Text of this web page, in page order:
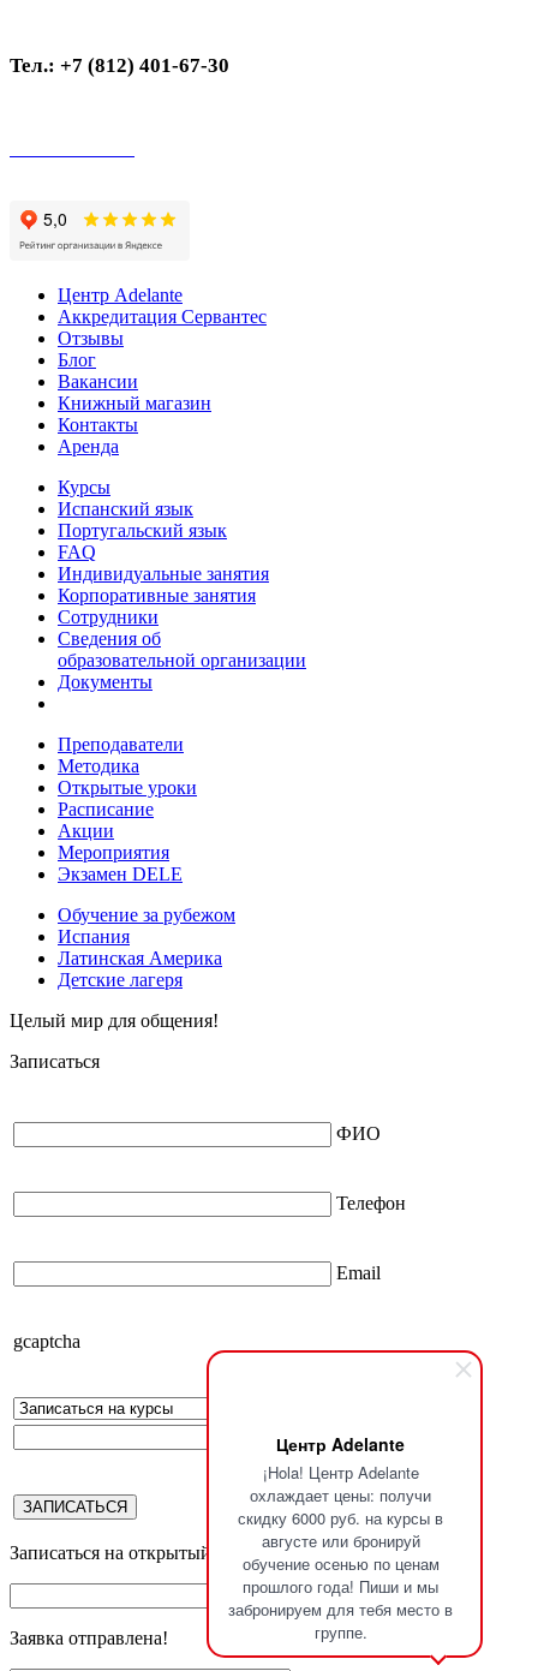
Центр Adelante
¡Hola! Центр Adelante
охлаждает цены: получи
скидку 6000 руб. на курсы в
августе или бронируй
обучение осенью по ценам
прошлого года! Пиши и мы
забронируем для тебя место в
группе.
Тел.: +7 (812) 401-67-30
Центр Adelante
Аккредитация Сервантес
Отзывы
Блог
Вакансии
Книжный магазин
Контакты
Аренда
Курсы
Испанский язык
Португальский язык
FAQ
Индивидуальные занятия
Корпоративные занятия
Сотрудники
Сведения об
образовательной организации
Документы
Преподаватели
Методика
Открытые уроки
Расписание
Акции
Мероприятия
Экзамен DELE
Обучение за рубежом
Испания
Латинская Америка
Детские лагеря
Целый мир для общения!
Записаться
ФИО
Телефон
Email
gcaptcha
Телефон2
Записаться на открытый урок
Заявка отправлена!